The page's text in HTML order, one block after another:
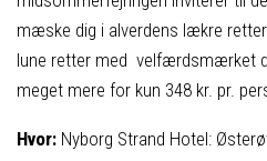
mæske dig i alverdens lækre
lune retter med velfærdsmærket
meget mere for kun 348 kr. pr.
Hvor: Nyborg Strand Hotel: